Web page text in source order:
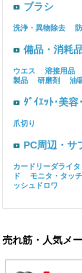
ブラシ
洗浄・異物除去
備品・消耗
ウエス 溶接用品
製品
研磨剤 油
ﾀﾞｲｴｯﾄ･美容
爪切り
PC周辺・サ
カードリーダライタ
ド
モニタ・タッ
ッシュドロワ
売れ筋・人気メ